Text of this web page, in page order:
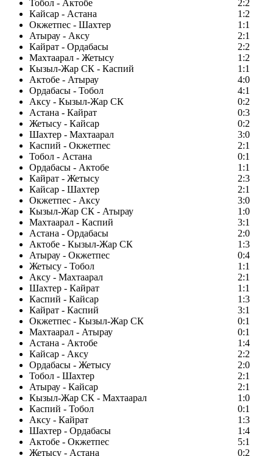
Тобол - Актобе
2:2
Кайсар - Астана
1:2
Окжетпес - Шахтер
1:1
Атырау - Аксу
2:1
Кайрат - Ордабасы
2:2
Махтаарал - Жетысу
1:2
Кызыл-Жар СК - Каспий
1:1
Актобе - Атырау
4:0
Ордабасы - Тобол
4:1
Аксу - Кызыл-Жар СК
0:2
Астана - Кайрат
0:3
Жетысу - Кайсар
0:2
Шахтер - Махтаарал
3:0
Каспий - Окжетпес
2:1
Тобол - Астана
0:1
Ордабасы - Актобе
1:1
Кайрат - Жетысу
2:3
Кайсар - Шахтер
2:1
Окжетпес - Аксу
3:0
Кызыл-Жар СК - Атырау
1:0
Махтаарал - Каспий
3:1
Астана - Ордабасы
2:0
Актобе - Кызыл-Жар СК
1:3
Атырау - Окжетпес
0:4
Жетысу - Тобол
1:1
Аксу - Махтаарал
2:1
Шахтер - Кайрат
1:1
Каспий - Кайсар
1:3
Кайрат - Каспий
3:1
Окжетпес - Кызыл-Жар СК
0:1
Махтаарал - Атырау
0:1
Астана - Актобе
1:4
Кайсар - Аксу
2:2
Ордабасы - Жетысу
2:0
Тобол - Шахтер
2:1
Атырау - Кайсар
2:1
Кызыл-Жар СК - Махтаарал
1:0
Каспий - Тобол
0:1
Аксу - Кайрат
1:3
Шахтер - Ордабасы
1:4
Актобе - Окжетпес
5:1
Жетысу - Астана
0:2